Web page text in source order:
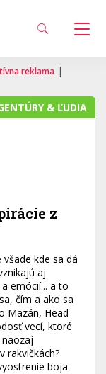
reklama |
& ĽUDIA
z
kde sa dá
aj
emócií... a to
čím a ako sa
Mazán, Head
vecí, ktoré
rakvičkách?
boja